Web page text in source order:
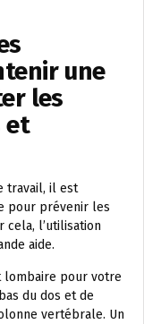
une
les
et
travail, il est
pour prévenir les
cela, l’utilisation
aide.
lombaire pour votre
du dos et de
vertébrale. Un